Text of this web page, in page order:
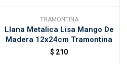
TRAMONTINA
Llana Metalica Lisa Mango De
Madera 12x24cm Tramontina
$ 210